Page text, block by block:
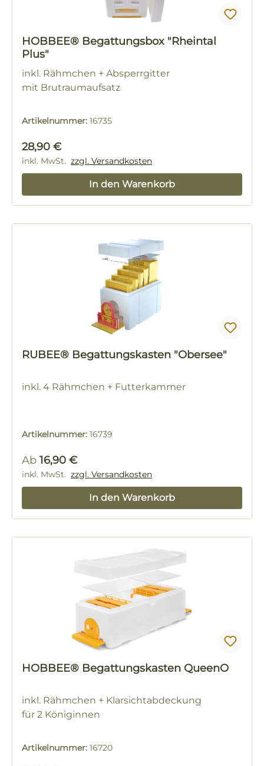
HOBBEE® Begattungsbox "Rheintal
Plus"
inkl. Rähmchen + Absperrgitter
mit Brutraumaufsatz
Artikelnummer: 16735
Regulärer Preis:
28,90 €
inkl. MwSt. zzgl. Versandkosten
In den Warenkorb
RUBEE® Begattungskasten "Obersee"
inkl. 4 Rähmchen + Futterkammer
Artikelnummer: 16739
Regulärer Preis:
Ab 16,90 €
inkl. MwSt. zzgl. Versandkosten
In den Warenkorb
HOBBEE® Begattungskasten QueenO
inkl. Rähmchen + Klarsichtabdeckung
für 2 Königinnen
Artikelnummer: 16720